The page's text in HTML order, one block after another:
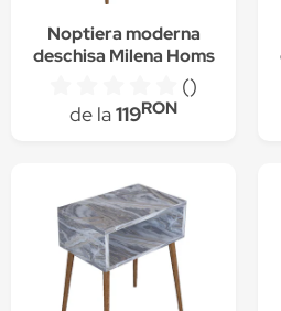
Noptiera moderna
deschisa Milena Homs
45 x 30 x 60 cm, negru
marmorat
()
de la119RON